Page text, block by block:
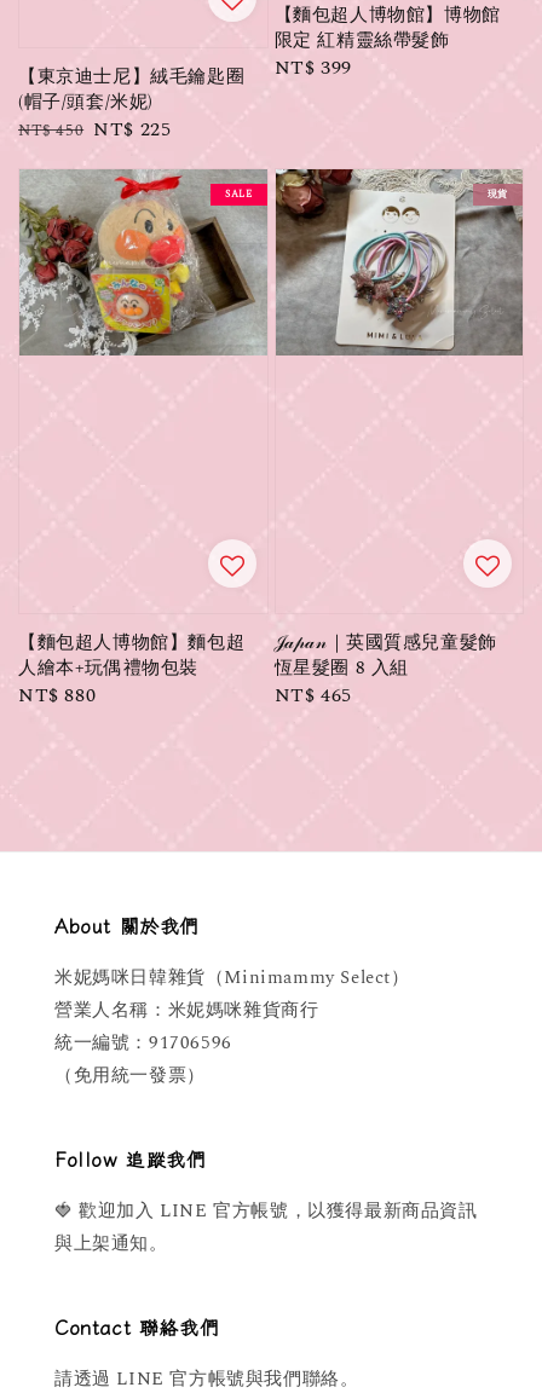
【東京迪士尼】絨毛鑰匙圈
(帽子/頭套/米妮)
Regular
NT$ 450 Sale
price
NT$ 225
【麵包超人博物館】博物館
限定 紅精靈絲帶髮飾
Regular
NT$ 399
SALE
【麵包超人博物館】麵包超
人繪本+玩偶禮物包裝
Regular
NT$ 880
現貨
𝒥𝒶𝓅𝒶𝓃｜英國質感兒童髮飾
恆星髮圈 8 入組
Regular
NT$ 465
About 關於我們
米妮媽咪日韓雜貨（Minimammy Select）
營業人名稱：米妮媽咪雜貨商行
統一編號：91706596
（免用統一發票）
Follow 追蹤我們
🍓 歡迎加入 LINE 官方帳號，以獲得最新商品資訊
與上架通知。
Contact 聯絡我們
請透過 LINE 官方帳號與我們聯絡。